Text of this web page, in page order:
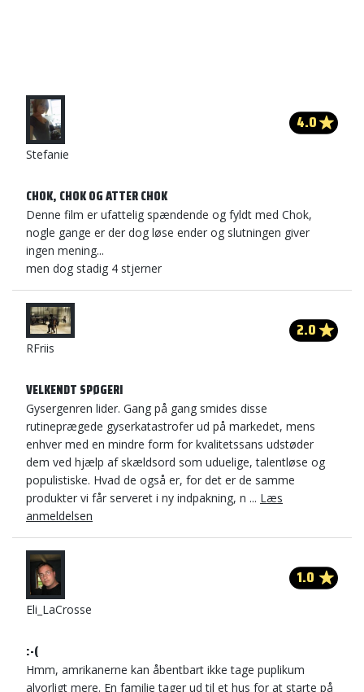
Stefanie
4.0
CHOK, CHOK OG ATTER CHOK
Denne film er ufattelig spændende og fyldt med Chok,
nogle gange er der dog løse ender og slutningen giver
ingen mening...
men dog stadig 4 stjerner
RFriis
2.0
VELKENDT SPØGERI
Gysergenren lider. Gang på gang smides disse
rutineprægede gyserkatastrofer ud på markedet, mens
enhver med en mindre form for kvalitetssans udstøder
dem ved hjælp af skældsord som uduelige, talentløse og
populistiske. Hvad de også er, for det er de samme
produkter vi får serveret i ny indpakning, n ... Læs
anmeldelsen
Eli_LaCrosse
1.0
:-(
Hmm, amrikanerne kan åbentbart ikke tage puplikum
alvorligt mere. En familie tager ud til et hus for at starte på